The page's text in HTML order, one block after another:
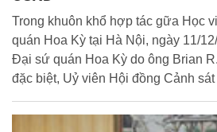
Trong khuôn khổ hợp tác gữa Học
quán Hoa Kỳ tại Hà Nội, ngày 11/
Đại sứ quán Hoa Kỳ do ông Brian
đặc biệt, Uỷ viên Hội đồng Cảnh
buổi gặp xã giao với đồng chí